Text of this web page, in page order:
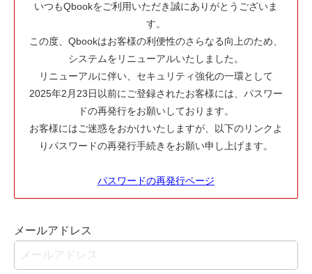
8月16日(日)まで
いつもQbookをご利用いただき誠にありがとうございま
す。
この度、Qbookはお客様の利便性のさらなる向上のため、
システムをリニューアルいたしました。
リニューアルに伴い、セキュリティ強化の一環として
2025年2月23日以前にご登録されたお客様には、パスワー
ドの再発行をお願いしております。
お客様にはご迷惑をおかけいたしますが、以下のリンクよ
りパスワードの再発行手続きをお願い申し上げます。
パスワードの再発行ページ
メールアドレス